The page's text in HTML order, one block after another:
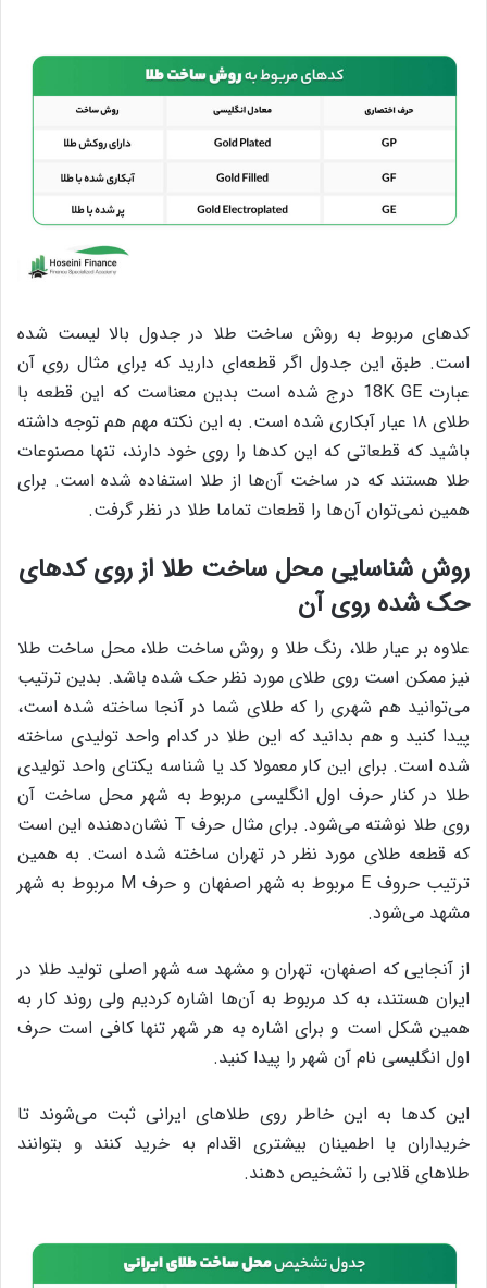
کدهای مربوط به روش ساخت طلا در جدول بالا لیست شده
است. طبق این جدول اگر قطعه‌ای دارید که برای مثال روی آن
عبارت 18K GE درج شده است بدین معناست که این قطعه با
طلای ۱۸ عیار آبکاری شده است. به این نکته مهم هم توجه داشته
باشید که قطعاتی که این کدها را روی خود دارند، تنها مصنوعات
طلا هستند که در ساخت آن‌ها از طلا استفاده شده است. برای
همین نمی‌توان آن‌ها را قطعات تماما طلا در نظر گرفت.
روش شناسایی محل ساخت طلا از روی کدهای
حک شده روی آن
علاوه بر عیار طلا، رنگ طلا و روش ساخت طلا، محل ساخت طلا
نیز ممکن است روی طلای مورد نظر حک شده باشد. بدین ترتیب
می‌توانید هم شهری را که طلای شما در آنجا ساخته شده است،
پیدا کنید و هم بدانید که این طلا در کدام واحد تولیدی ساخته
شده است. برای این کار معمولا کد یا شناسه یکتای واحد تولیدی
طلا در کنار حرف اول انگلیسی مربوط به شهر محل ساخت آن
روی طلا نوشته می‌شود. برای مثال حرف T نشان‌دهنده این است
که قطعه طلای مورد نظر در تهران ساخته شده است. به همین
ترتیب حروف E مربوط به شهر اصفهان و حرف M مربوط به شهر
مشهد می‌شود.
از آنجایی که اصفهان، تهران و مشهد سه شهر اصلی تولید طلا در
ایران هستند، به کد مربوط به آن‌ها اشاره کردیم ولی روند کار به
همین شکل است و برای اشاره به هر شهر تنها کافی است حرف
اول انگلیسی نام آن شهر را پیدا کنید.
این کدها به این خاطر روی طلاهای ایرانی ثبت می‌شوند تا
خریداران با اطمینان بیشتری اقدام به خرید کنند و بتوانند
طلاهای قلابی را تشخیص دهند.